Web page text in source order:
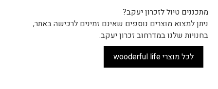
מתכננים טיול לזכרון יעקב?
ניתן למצוא מוצרים נוספים שאינם זמינים לרכישה באתר,
בחנויות שלנו במדרחוב זכרון יעקב.
לכל מוצרי wooderful life